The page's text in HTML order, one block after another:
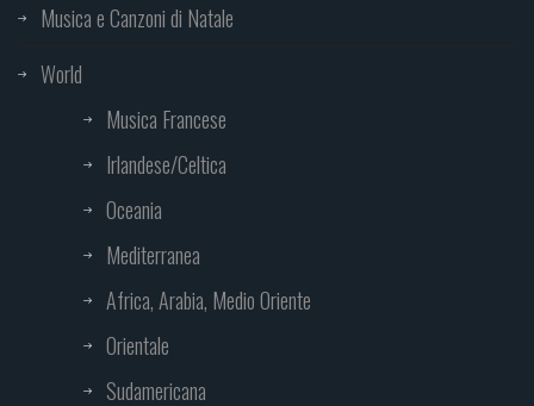
Musica e Canzoni di Natale
World
Musica Francese
Irlandese/Celtica
Oceania
Mediterranea
Africa, Arabia, Medio Oriente
Orientale
Sudamericana